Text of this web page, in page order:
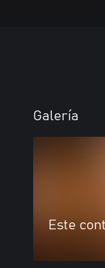
Galería
Este